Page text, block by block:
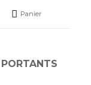
 Panier
PORTANTS